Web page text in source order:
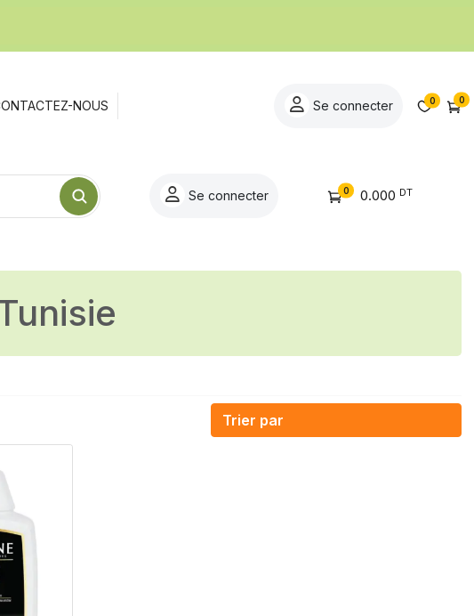
NOUS Se connecter 0 0
Se connecter 0 0.000 DT